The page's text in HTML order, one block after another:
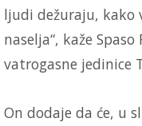
ljudi dežuraju, kako
naselja“, kaže
vatrogasne jedinice
On dodaje da će, u